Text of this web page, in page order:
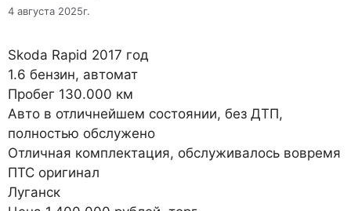
4 августа 2025г.
Skoda Rapid 2017 год
1.6 бензин, автомат
Пробег 130.000 км
Авто в отличнейшем состоянии, без ДТП,
полностью обслужено
Отличная комплектация, обслуживалось вовремя
ПТС оригинал
Луганск